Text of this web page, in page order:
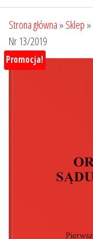
Strona główna » Sklep »
Nr 13/2019
Promocja!